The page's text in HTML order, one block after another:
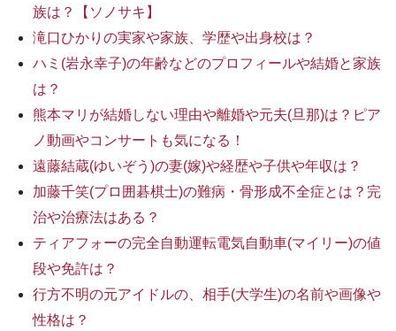
族は？【ソノサキ】
滝口ひかりの実家や家族、学歴や出身校は？
ハミ(岩永幸子)の年齢などのプロフィールや結婚と家族
は？
熊本マリが結婚しない理由や離婚や元夫(旦那)は？ピア
ノ動画やコンサートも気になる！
遠藤結蔵(ゆいぞう)の妻(嫁)や経歴や子供や年収は？
加藤千笑(プロ囲碁棋士)の難病・骨形成不全症とは？完
治や治療法はある？
ティアフォーの完全自動運転電気自動車(マイリー)の値
段や免許は？
行方不明の元アイドルの、相手(大学生)の名前や画像や
性格は？